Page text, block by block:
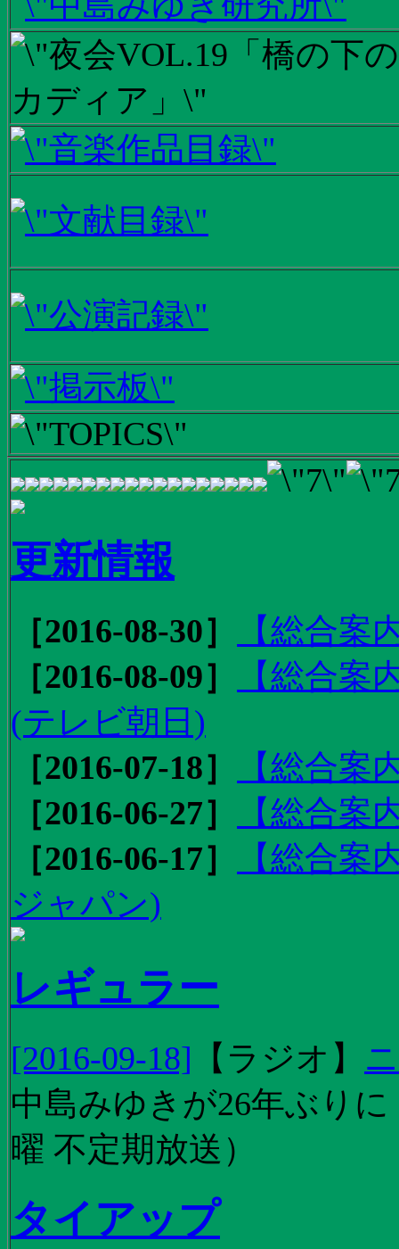
更新情報
［2016-08-30］
【総合
［2016-08-09］
【総合
(テレビ朝日)
［2016-07-18］
【総合案
［2016-06-27］
【総合案
［2016-06-17］
【総合
ジャパン)
レギュラー
[2016-09-18] 【 ラジオ 】
中島みゆきが26年ぶり
曜 不定期放送）
タイアップ